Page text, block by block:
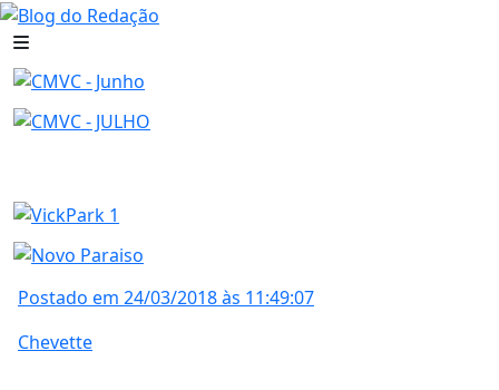
Postado em 24/03/2018 às 11:49:07
Chevette